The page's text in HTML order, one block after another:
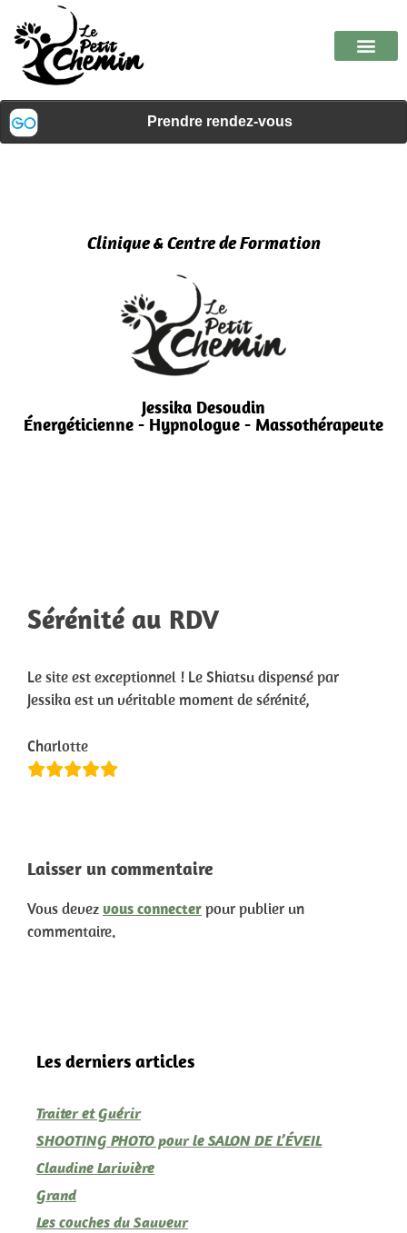
Clinique & Centre de Formation
Jessika Desoudin
Énergéticienne - Hypnologue - Massothérapeute
Sérénité au RDV
Le site est exceptionnel ! Le Shiatsu dispensé par
Jessika est un véritable moment de sérénité,
Charlotte
Laisser un commentaire
Vous devez vous connecterpour publier un
commentaire.
Les derniers articles
Traiter et Guérir
SHOOTING PHOTO pour le SALON DE L’ÉVEIL
Claudine Larivière
Grand
Les couches du Sauveur